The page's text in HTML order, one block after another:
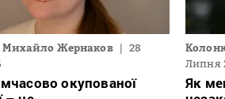
Михайло Жернаков
28
окупованої
Липня
Як